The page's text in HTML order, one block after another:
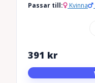
Passar till: Kvinna
391 kr